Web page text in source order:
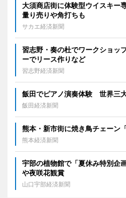
大須商店街に体験型ウイスキー
量り売りや角打ちも
サカエ経済新聞
習志野・奏の杜でワークショ
ーでリース作りなど
習志野経済新聞
飯田でピアノ演奏体験 世界三
飯田経済新聞
熊本・新市街に焼き鳥チェー
熊本経済新聞
宇部の植物館で「夏休み特別
や夜咲花観賞
山口宇部経済新聞